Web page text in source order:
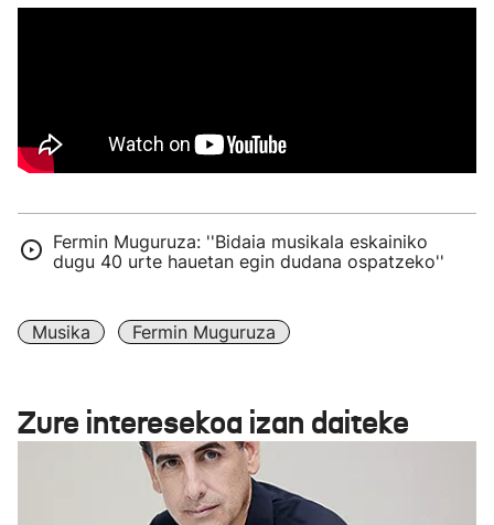
Fermin Muguruza: ''Bidaia musikala eskainiko
dugu 40 urte hauetan egin dudana ospatzeko''
Musika Fermin Muguruza
Zure interesekoa izan daiteke